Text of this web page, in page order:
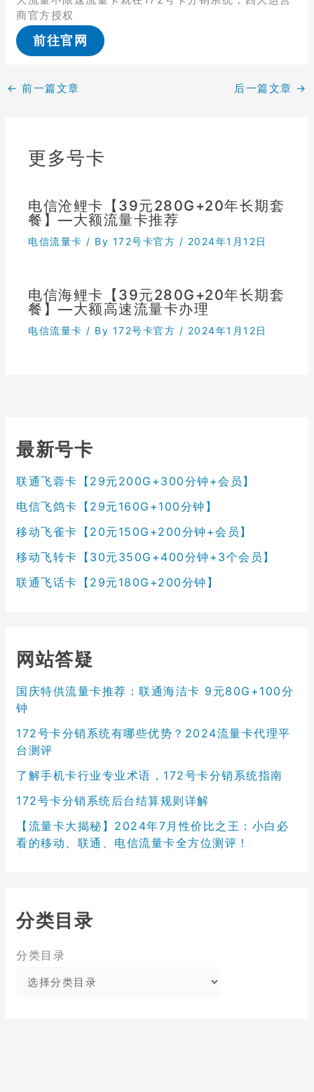
商官方授权
前往官网
← 前一篇文章 后一篇文章 →
更多号卡
电信沧鲤卡【39元280G+20年长期套
餐】—大额流量卡推荐
电信流量卡 / By 172号卡官方 / 2024年1月12日
电信海鲤卡【39元280G+20年长期套
餐】—大额高速流量卡办理
电信流量卡 / By 172号卡官方 / 2024年1月12日
最新号卡
联通飞蓉卡【29元200G+300分钟+会员】
电信飞鸽卡【29元160G+100分钟】
移动飞雀卡【20元150G+200分钟+会员】
移动飞转卡【30元350G+400分钟+3个会员】
联通飞话卡【29元180G+200分钟】
网站答疑
国庆特供流量卡推荐：联通海洁卡 9元80G+100分
钟
172号卡分销系统有哪些优势？2024流量卡代理平
台测评
了解手机卡行业专业术语，172号卡分销系统指南
172号卡分销系统后台结算规则详解
【流量卡大揭秘】2024年7月性价比之王：小白必
看的移动、联通、电信流量卡全方位测评！
分类目录
分类目录